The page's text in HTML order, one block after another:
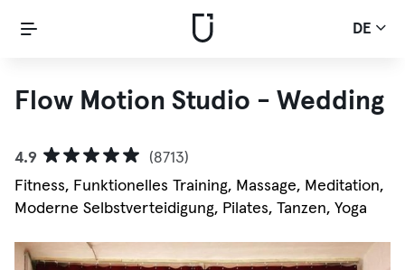
DE
Flow Motion Studio - Wedding
4.9
(8713)
Fitness, Funktionelles Training, Massage, Meditation,
Moderne Selbstverteidigung, Pilates, Tanzen, Yoga